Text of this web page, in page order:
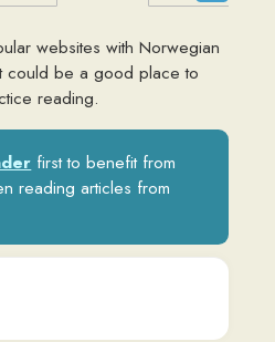
be a good place to
reading.
first to benefit from
articles from
fra Norge og